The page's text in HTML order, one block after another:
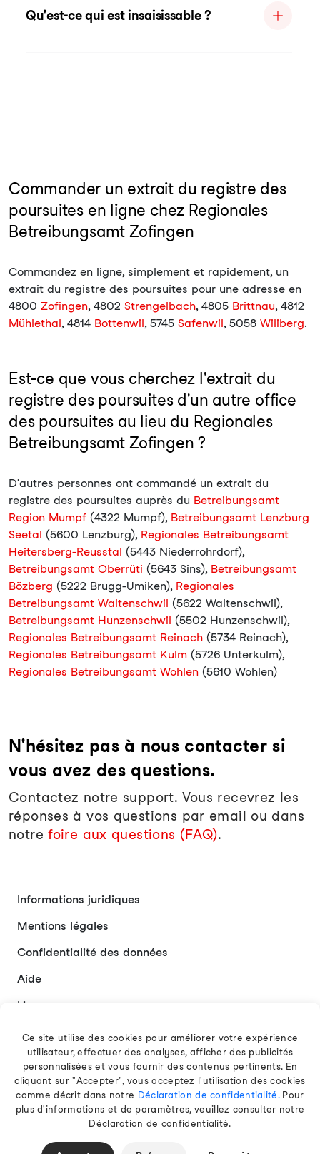
Qu'est-ce qui est insaisissable ?
Commander un extrait du registre des
poursuites en ligne chez Regionales
Betreibungsamt Zofingen
Commandez en ligne, simplement et rapidement, un
extrait du registre des poursuites pour une adresse en
4800 Zofingen, 4802 Strengelbach, 4805 Brittnau, 4812
Mühlethal, 4814 Bottenwil, 5745 Safenwil, 5058 Wiliberg.
Est-ce que vous cherchez l'extrait du
registre des poursuites d'un autre office
des poursuites au lieu du Regionales
Betreibungsamt Zofingen ?
D'autres personnes ont commandé un extrait du
registre des poursuites auprès du Betreibungsamt
Region Mumpf (4322 Mumpf), Betreibungsamt Lenzburg
Seetal (5600 Lenzburg), Regionales Betreibungsamt
Heitersberg-Reusstal (5443 Niederrohrdorf),
Betreibungsamt Oberrüti (5643 Sins), Betreibungsamt
Bözberg (5222 Brugg-Umiken), Regionales
Betreibungsamt Waltenschwil (5622 Waltenschwil),
Betreibungsamt Hunzenschwil (5502 Hunzenschwil),
Regionales Betreibungsamt Reinach (5734 Reinach),
Regionales Betreibungsamt Kulm (5726 Unterkulm),
Regionales Betreibungsamt Wohlen (5610 Wohlen)
N'hésitez pas à nous contacter si
vous avez des questions.
Contactez notre support. Vous recevrez les
réponses à vos questions par email ou dans
notrefoire aux questions (FAQ).
Informations juridiques
Mentions légales
Confidentialité des données
Aide
Liens
Contact
Français
© 2026 EAMT GmbH
Ce site utilise des cookies pour améliorer votre expérience
utilisateur, effectuer des analyses, afficher des publicités
personnalisées et vous fournir des contenus pertinents. En
cliquant sur "Accepter", vous acceptez l'utilisation des cookies
comme décrit dans notre Déclaration de confidentialité.Pour
plus d'informations et de paramètres, veuillez consulter notre
Déclaration de confidentialité.